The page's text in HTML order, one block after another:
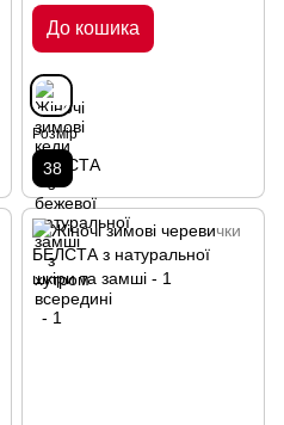
До кошика
Розмір
38